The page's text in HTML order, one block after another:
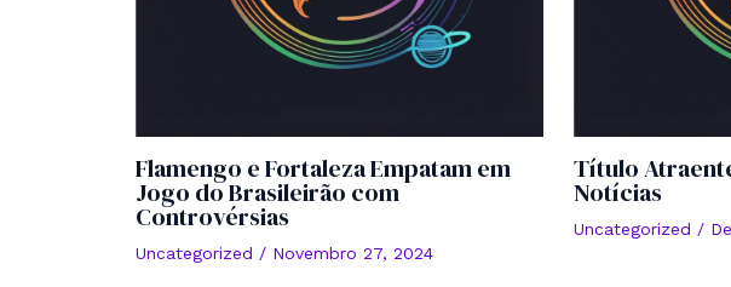
Flamengo e Fortaleza Empatam em
Jogo do Brasileirão com
Controvérsias
Uncategorized / Novembro 27, 2024
Título
Notícias
Uncategorized /